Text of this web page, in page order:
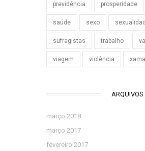
previdência prosperidade
saúde sexo
sufragistas trabalho
viagem violência
ARQUIVOS
março 2018
março 2017
fevereiro 2017